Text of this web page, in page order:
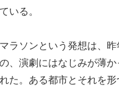
いる。
ラソンという発想は、
、演劇にはなじみが薄
た。ある都市とそれを